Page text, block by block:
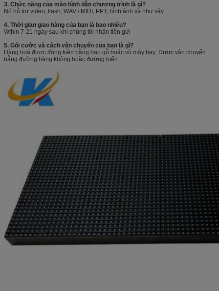
3. Chức năng của màn hình dẫn chương trình là gì?
Nó hỗ trợ video, flash, WAV / MIDI, PPT, hình ảnh và như vậy
4. Thời gian giao hàng của bạn là bao nhiêu?
Wthin 7-21 ngày sau khi chúng tôi nhận tiền gửi
5. Gói cước và cách vận chuyển của bạn là gì?
Hàng hoá được đóng kiện bằng bao gỗ hoặc vỏ máy bay; Được vận chuyển
bằng đường hàng không hoặc đường biển